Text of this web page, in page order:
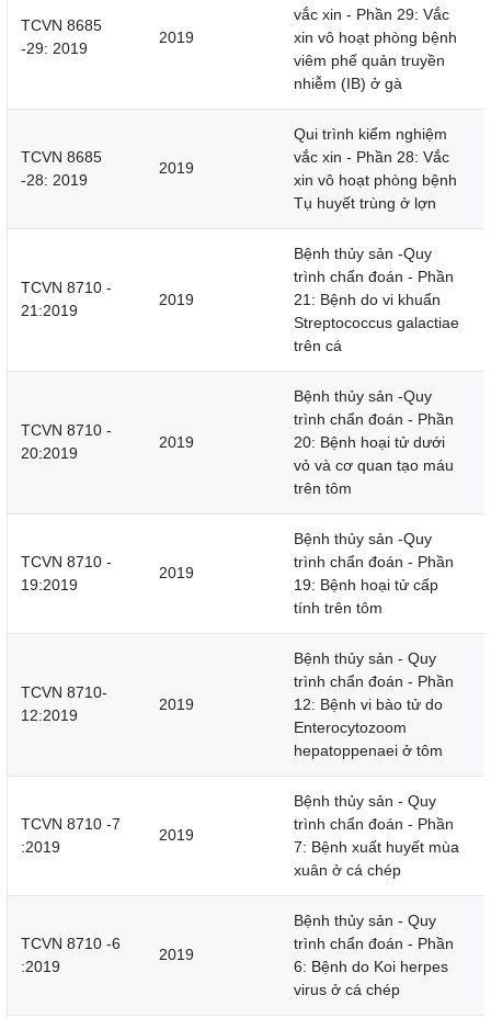
TCVN 8685
-29: 2019
2019
vắc xin - Phần 29: Vắc
xin vô hoạt phòng bệnh
viêm phế quản truyền
nhiễm (IB) ở gà
TCVN 8685
-28: 2019
2019
Qui trình kiểm nghiệm
vắc xin - Phần 28: Vắc
xin vô hoạt phòng bệnh
Tụ huyết trùng ở lợn
TCVN 8710 -
21:2019
2019
Bệnh thủy sản -Quy
trình chẩn đoán - Phần
21: Bệnh do vi khuẩn
Streptococcus galactiae
trên cá
TCVN 8710 -
20:2019
2019
Bệnh thủy sản -Quy
trình chẩn đoán - Phần
20: Bệnh hoại tử dưới
vỏ và cơ quan tạo máu
trên tôm
TCVN 8710 -
19:2019
2019
Bệnh thủy sản -Quy
trình chẩn đoán - Phần
19: Bệnh hoại tử cấp
tính trên tôm
TCVN 8710-
12:2019
2019
Bệnh thủy sản - Quy
trình chẩn đoán - Phần
12: Bệnh vi bào tử do
Enterocytozoom
hepatoppenaei ở tôm
TCVN 8710 -7
:2019
2019
Bệnh thủy sản - Quy
trình chẩn đoán - Phần
7: Bệnh xuất huyết mùa
xuân ở cá chép
TCVN 8710 -6
:2019
2019
Bệnh thủy sản - Quy
trình chẩn đoán - Phần
6: Bệnh do Koi herpes
virus ở cá chép